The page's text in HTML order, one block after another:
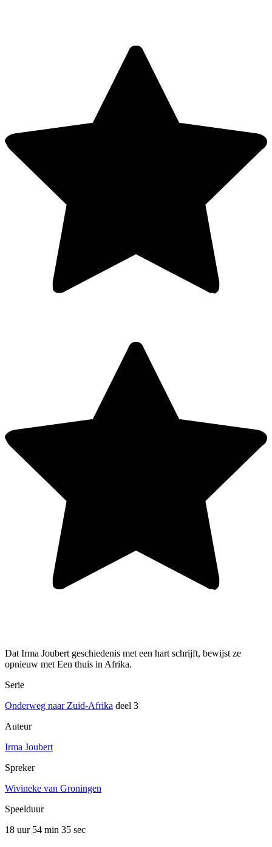
Dat Irma Joubert geschiedenis met een hart schrijft, bewijst ze
opnieuw met Een thuis in Afrika.
Serie
Onderweg naar Zuid-Afrika deel 3
Auteur
Irma Joubert
Spreker
Wivineke van Groningen
Speelduur
18 uur 54 min 35 sec